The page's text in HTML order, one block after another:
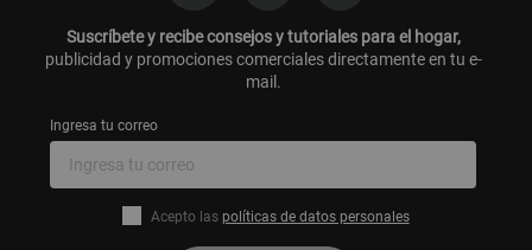
Suscríbete y recibe consejos y tutoriales para el hogar,
publicidad y promociones comerciales directamente en tu e-
mail.
Ingresa tu correo
Acepto las políticas de datos personales